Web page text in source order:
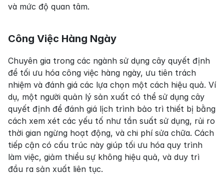
và mức độ quan tâm.
Công Việc Hàng Ngày
Chuyên gia trong các ngành sử dụng cây quyết định
để tối ưu hóa công việc hàng ngày, ưu tiên trách
nhiệm và đánh giá các lựa chọn một cách hiệu quả. Ví
dụ, một người quản lý sản xuất có thể sử dụng cây
quyết định để đánh giá lịch trình bảo trì thiết bị bằng
cách xem xét các yếu tố như tần suất sử dụng, rủi ro
thời gian ngừng hoạt động, và chi phí sửa chữa. Cách
tiếp cận có cấu trúc này giúp tối ưu hóa quy trình
làm việc, giảm thiểu sự không hiệu quả, và duy trì
đầu ra sản xuất liên tục.